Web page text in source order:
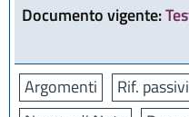
Documento vigente:
Argomenti Rif. passivi